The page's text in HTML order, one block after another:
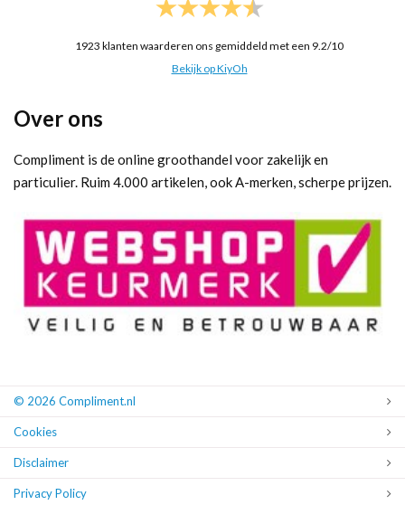
1923 klanten waarderen ons gemiddeld met een 9.2/10
Bekijk op KiyOh
Over ons
Compliment is de online groothandel voor zakelijk en
particulier. Ruim 4.000 artikelen, ook A-merken, scherpe prijzen.
© 2026 Compliment.nl
Cookies
Disclaimer
Privacy Policy